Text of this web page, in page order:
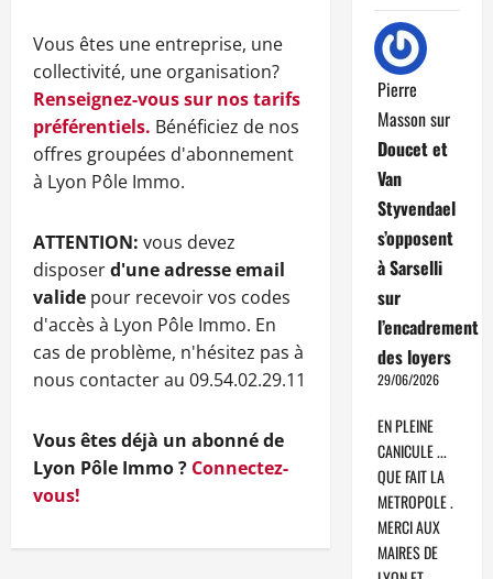
Vous êtes une entreprise, une
collectivité, une organisation?
Renseignez-vous sur nos tarifs
préférentiels. Bénéficiez de nos
offres groupées d'abonnement
à Lyon Pôle Immo.
ATTENTION: vous devez
disposerd'une adresse email
valide pour recevoir vos codes
d'accès à Lyon Pôle Immo. En
cas de problème, n'hésitez pas à
nous contacter au 09.54.02.29.11
Vous êtes déjà un abonné de
Lyon Pôle Immo ? Connectez-
vous!
Pierre
Massonsur
Doucet et
Van
Styvendael
s’opposent
à Sarselli
sur
l’encadrement
des loyers
29/06/2026
EN PLEINE
CANICULE ...
QUE FAIT LA
METROPOLE .
MERCI AUX
MAIRES DE